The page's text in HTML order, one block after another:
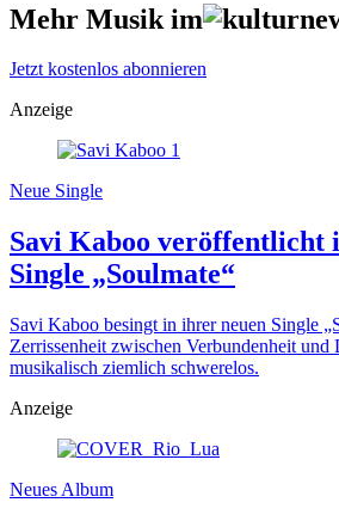
Mehr Musik im
Jetzt kostenlos abonnieren
Anzeige
Neue Single
Savi Kaboo veröffentlicht
Single „Soulmate“
Savi Kaboo besingt in ihrer neuen Single
Zerrissenheit zwischen Verbundenheit und
musikalisch ziemlich schwerelos.
Anzeige
Neues Album